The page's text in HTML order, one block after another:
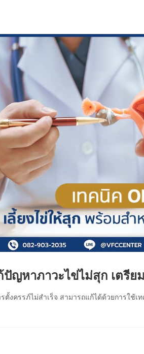
ญหาภาวะไข่ไม่สุก เตรีย
ตั้งครรภ์ไม่สำเร็จ สามารถแก้ได้ด้วยการใช้